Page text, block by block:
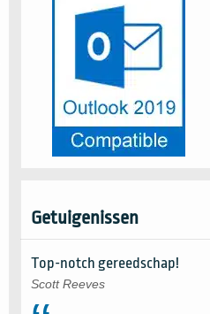
Getuigenissen
Top-notch gereedschap!
Scott Reeves